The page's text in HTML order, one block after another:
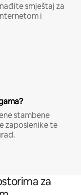
smještaj za
i
stambene
zaposlenike te
za